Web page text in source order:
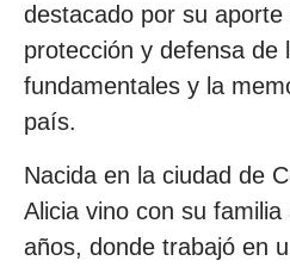
destacado por su aporte
protección y defensa de
fundamentales y la
país.
Nacida en la ciudad de
Alicia vino con su
años, donde trabajó en